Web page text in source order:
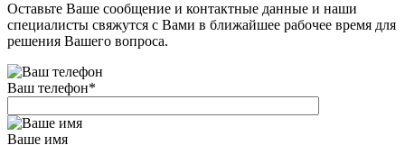
Оставьте Ваше сообщение и контактные данные и наши
специалисты свяжутся с Вами в ближайшее рабочее время для
решения Вашего вопроса.
Ваш телефон*
Ваше имя